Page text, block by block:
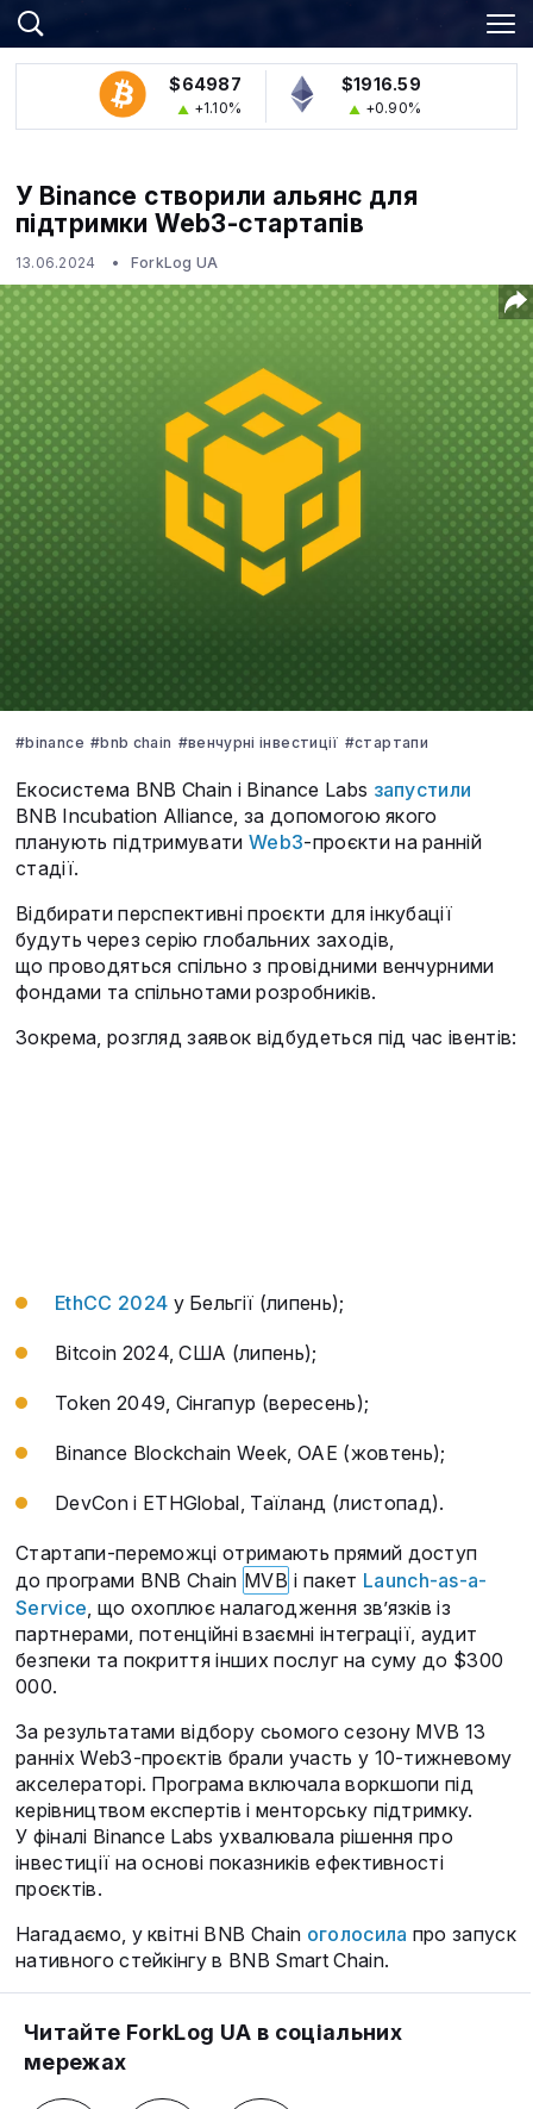
$64987
+1.10%
$1916.59
+0.90%
У Binance створили альянс для
підтримки Web3-стартапів
13.06.2024 ForkLog UA
#binance #bnb chain #венчурні інвестиції #стартапи
Екосистема BNB Chain і Binance Labs запустили
BNB Incubation Alliance, за допомогою якого
планують підтримуватиWeb3-проєкти на ранній
стадії.
Відбирати перспективні проєкти для інкубації
будуть через серію глобальних заходів,
що проводяться спільно з провідними венчурними
фондами та спільнотами розробників.
Зокрема, розгляд заявок відбудеться під час івентів:
EthCC 2024 у Бельгії (липень);
Bitcoin 2024, США (липень);
Token 2049, Сінгапур (вересень);
Binance Blockchain Week, ОАЕ (жовтень);
DevCon і ETHGlobal, Таїланд (листопад).
Стартапи-переможці отримають прямий доступ
до програми BNB Chain MVB і пакет Launch-as-a-
Service, що охоплює налагодження зв’язків із
партнерами, потенційні взаємні інтеграції, аудит
безпеки та покриття інших послуг на суму до $300
000.
За результатами відбору сьомого сезону MVB 13
ранніх Web3-проєктів брали участь у 10-тижневому
акселераторі. Програма включала воркшопи під
керівництвом експертів і менторську підтримку.
У фіналі Binance Labs ухвалювала рішення про
інвестиції на основі показників ефективності
проєктів.
Нагадаємо, у квітні BNB Chain оголосила про запуск
нативного стейкінгу в BNB Smart Chain.
Читайте ForkLog UA в соціальних
мережах